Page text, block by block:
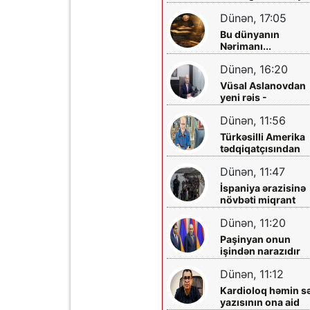
planlaşdırırlar
Dünən, 17:05
Bu dünyanın
Nərimanı...
Dünən, 16:20
Vüsal Aslanovdan
yeni rəis -
Təyinatları
Dünən, 11:56
Türkəsilli Amerika
tədqiqatçısından
Talebinə -
Vardanyanla bağlı
çağırış
Dünən, 11:47
İspaniya ərazisinə
növbəti miqrant
axını gözlənilir?
Dünən, 11:20
Paşinyan onun
işindən narazıdır
Dünən, 11:12
Kardioloq həmin
yazısının ona aid